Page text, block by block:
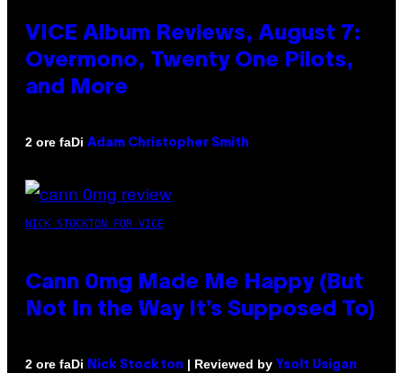
VICE Album Reviews, August 7:
Overmono, Twenty One Pilots,
and More
2 ore faDi Adam Christopher Smith
NICK STOCKTON FOR VICE
Cann 0mg Made Me Happy (But
Not In the Way It’s Supposed To)
2 ore faDi Nick Stockton | Reviewed by Ysolt Usigan